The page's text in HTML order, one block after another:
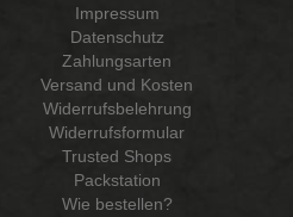
Impressum
Datenschutz
Zahlungsarten
Versand und Kosten
Widerrufsbelehrung
Widerrufsformular
Trusted Shops
Packstation
Wie bestellen?